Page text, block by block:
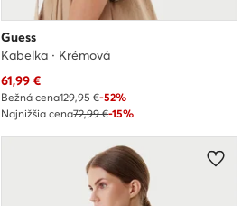
Guess
Kabelka · Krémová
Aktuálna cena
61,99 €
Bežná cena129,95 €-52%
Najnižšia cena72,99 €-15%